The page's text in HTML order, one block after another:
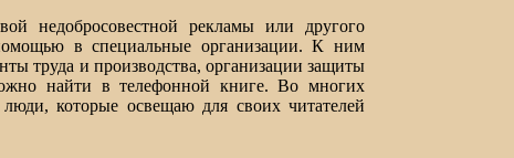
недобросовестной рекламы или другого
в специальные организации. К ним
труда и производства, организации защиты
найти в телефонной книге. Во многих
люди, которые освещаю для своих читателей